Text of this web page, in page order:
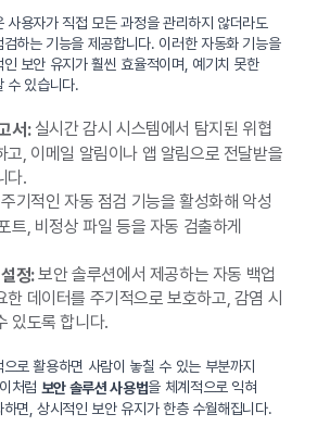
사용자가 직접 모든 과정을 관리하지 않더라도
하는 기능을 제공합니다. 이러한 자동화 기능을
보안 유지가 훨씬 효율적이며, 예기치 못한
수 있습니다.
서:실시간 감시 시스템에서 탐지된 위협
고, 이메일 알림이나 앱 알림으로 전달받을
다.
기적인 자동 점검 기능을 활성화해 악성
트, 비정상 파일 등을 자동 검출하게
정:보안 솔루션에서 제공하는 자동 백업
한 데이터를 주기적으로 보호하고, 감염 시
있도록 합니다.
로 활용하면 사람이 놓칠 수 있는 부분까지
처럼 보안 솔루션 사용법을 체계적으로 익혀
면, 상시적인 보안 유지가 한층 수월해집니다.